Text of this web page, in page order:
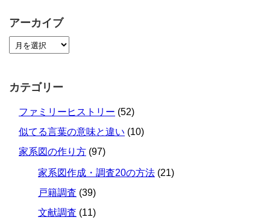
アーカイブ
カテゴリー
ファミリーヒストリー (52)
似てる言葉の意味と違い (10)
家系図の作り方 (97)
家系図作成・調査20の方法 (21)
戸籍調査 (39)
文献調査 (11)